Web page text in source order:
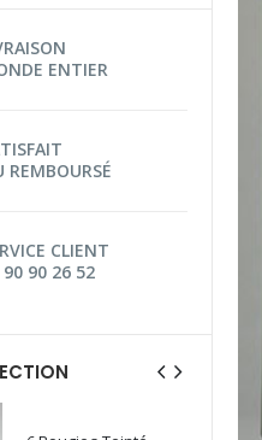
ENTIER
REMBOURSÉ
CLIENT
90 90 26 52